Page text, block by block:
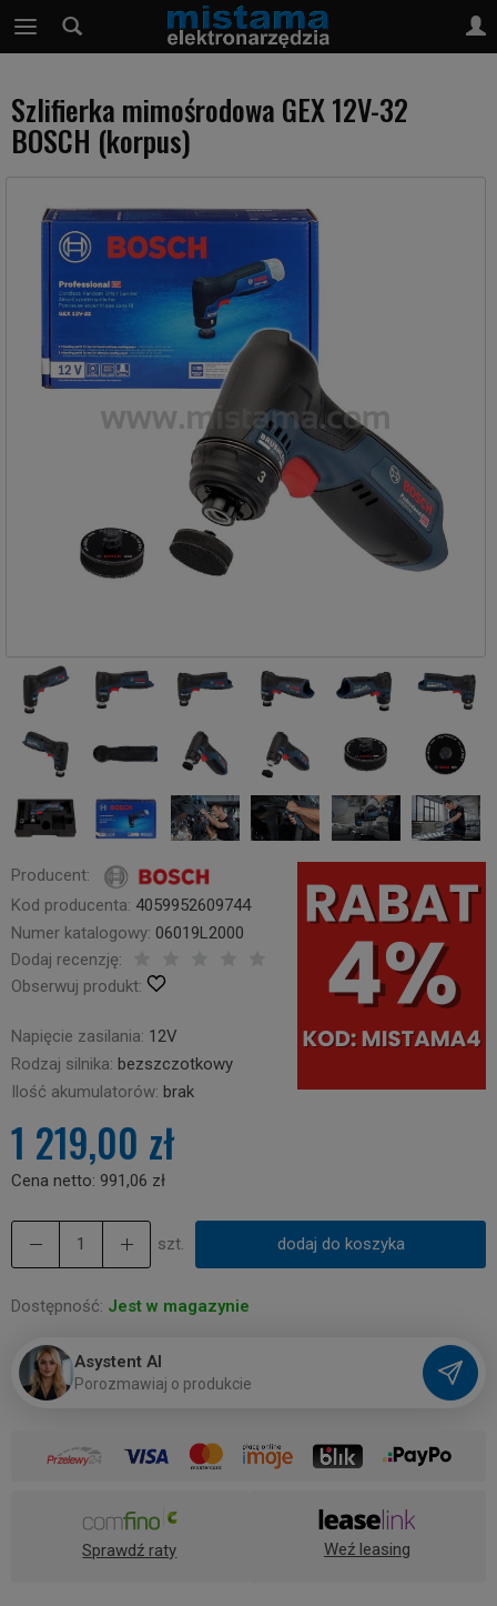
Szlifierka mimośrodowa GEX 12V-32
BOSCH (korpus)
Producent:
Kod producenta: 4059952609744
Numer katalogowy: 06019L2000
Dodaj recenzję:
Obserwuj produkt:
Napięcie zasilania: 12V
Rodzaj silnika: bezszczotkowy
Ilość akumulatorów: brak
1 219,00 zł
Cena netto: 991,06 zł
szt. dodaj do koszyka
Dostępność: Jest w magazynie
Asystent AI
Porozmawiaj o produkcie
Sprawdź raty Weź leasing